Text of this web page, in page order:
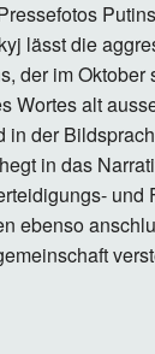
lässt die
der im Oktober
Wortes alt
in der
in das
und
ebenso